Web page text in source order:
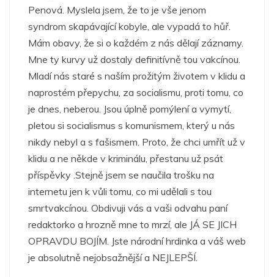
Penová. Myslela jsem, že to je vše jenom
syndrom skapávající kobyle, ale vypadá to hůř.
Mám obavy, že si o každém z nás dělají záznamy.
Mne ty kurvy už dostaly definitívně tou vakcínou.
Mladí nás staré s naším prožitým životem v klidu a
naprostém přepychu, za socialismu, proti tomu, co
je dnes, neberou. Jsou úplně pomýlení a vymytí,
pletou si socialismus s komunismem, který u nás
nikdy nebyl a s fašismem. Proto, že chci umřít už v
klidu a ne někde v kriminálu, přestanu už psát
příspěvky .Stejně jsem se naučila trošku na
internetu jen k vůli tomu, co mi udělali s tou
smrtvakcínou. Obdivuji vás a vaši odvahu paní
redaktorko a hrozně mne to mrzí, ale JÁ SE JICH
OPRAVDU BOJÍM. Jste národní hrdinka a váš web
je absolutně nejobsažnější a NEJLEPŠÍ.